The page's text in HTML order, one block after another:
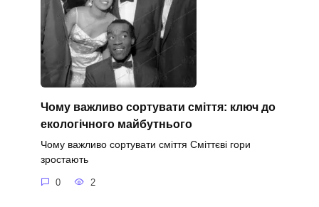
Чому важливо сортувати сміття: ключ до
екологічного майбутнього
Чому важливо сортувати сміття Сміттєві гори
зростають
0 2